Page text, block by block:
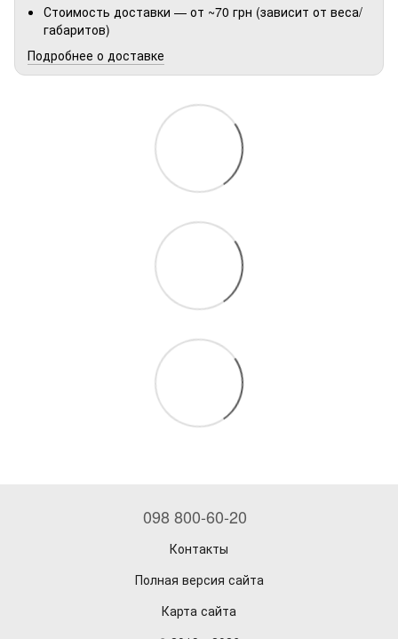
Стоимость доставки — от ~70 грн (зависит от веса/
габаритов)
Подробнее о доставке
098 800-60-20
Контакты
Полная версия сайта
Карта сайта